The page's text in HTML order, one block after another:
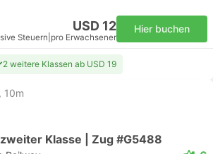
USD 12
Steuern pro Erwachsener
Hier buchen
2 weitere Klassen ab USD 19
10m
Klasse | Zug #G5488